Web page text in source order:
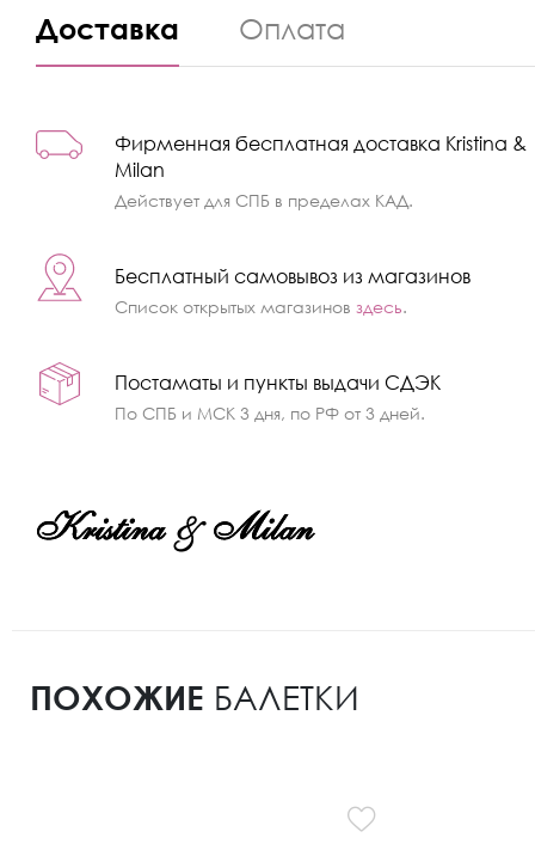
Доставка Оплата
Фирменная бесплатная доставка Kristina &
Milan
Действует для СПБ в пределах КАД.
Бесплатный самовывоз из магазинов
Список открытых магазиновздесь.
Постаматы и пункты выдачи СДЭК
По СПБ и МСК 3 дня, по РФ от 3 дней.
ПОХОЖИЕ БАЛЕТКИ